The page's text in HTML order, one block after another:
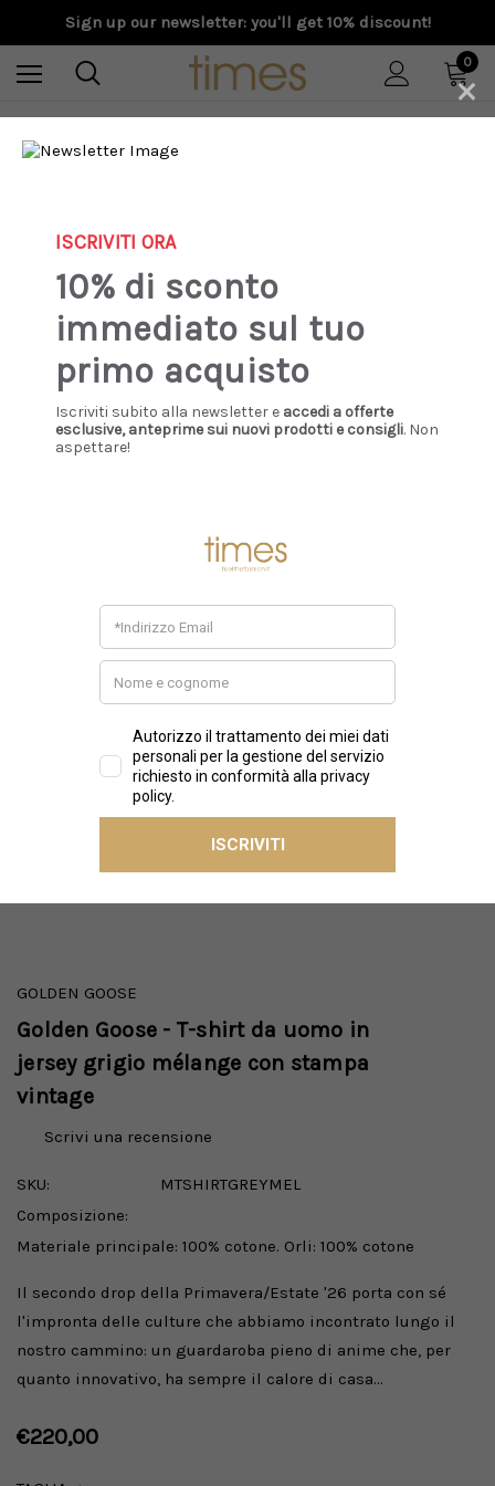
Sign up our newsletter: you'll get 10% discount!
0
GOLDEN GOOSE
Golden Goose - T-shirt da uomo in
jersey grigio mélange con stampa
vintage
Scrivi una recensione
SKU:
MTSHIRTGREYMEL
Composizione:
Materiale principale: 100% cotone. Orli: 100% cotone
Il secondo drop della Primavera/Estate '26 porta con sé
l'impronta delle culture che abbiamo incontrato lungo il
nostro cammino: un guardaroba pieno di anime che, per
quanto innovativo, ha sempre il calore di casa…
€220,00
×
ISCRIVITI ORA
10% di sconto
immediato sul tuo
primo acquisto
Iscriviti subito alla newsletter e accedi a offerte
esclusive, anteprime sui nuovi prodotti e consigli. Non
aspettare!